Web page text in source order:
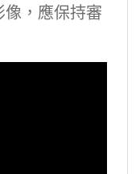
，應保持審